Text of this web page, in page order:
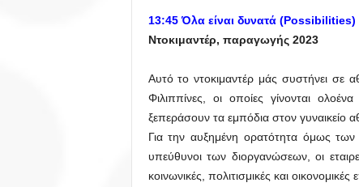
13:45Όλα είναι δυνατά(Possibilities)
Ντοκιμαντέρ, παραγωγής 2023
Αυτό το ντοκιμαντέρ μάς συστήνει σε
Φιλιππίνες, οι οποίες γίνονται
ξεπεράσουν τα εμπόδια στον γυναικείο
Για την αυξημένη ορατότητα όμως των
υπεύθυνοι των διοργανώσεων, οι
κοινωνικές, πολιτισμικές και